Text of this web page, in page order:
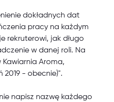
dokładnych dat
pracy na każdym
rekruterowi, jak długo
w danej roli. Na
Kawiarnia Aroma,
2019 - obecnie)".
napisz nazwę każdego